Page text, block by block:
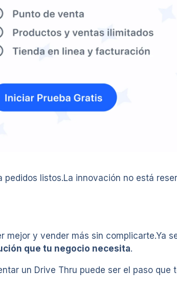
listos.La innovación no está
mejor y vender más sin complicarte.Ya
que tu negocio necesita.
un Drive Thru puede ser el paso que